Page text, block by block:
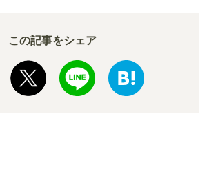
この記事をシェア